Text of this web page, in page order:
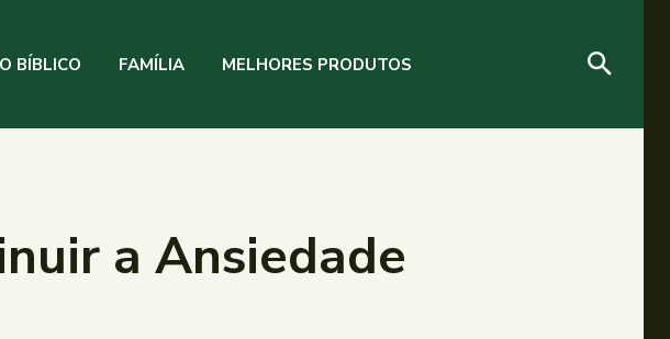
BÍBLICO FAMÍLIA MELHORES PRODUTOS
a Ansiedade